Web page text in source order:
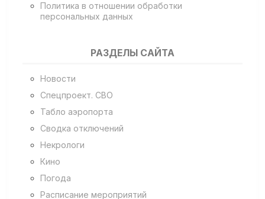
Политика в отношении обработки
персональных данных
РАЗДЕЛЫ САЙТА
Новости
Спецпроект. СВО
Табло аэропорта
Сводка отключений
Некрологи
Кино
Погода
Расписание мероприятий